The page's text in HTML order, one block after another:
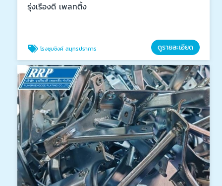
รุ่งเรืองดี เพลทติ้ง
โรงชุบซิงค์ สมุทรปราการ ดูรายละเอียด